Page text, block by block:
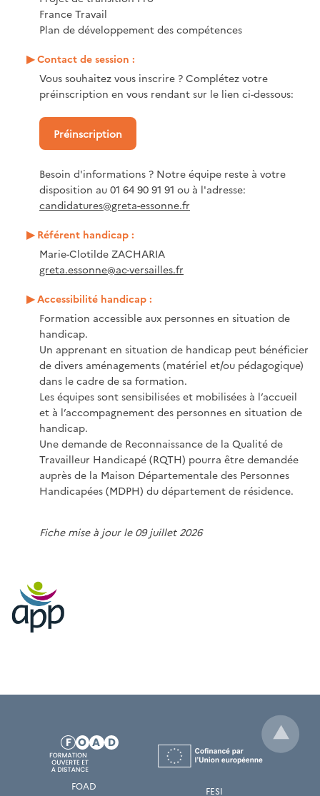
France Travail
Plan de développement des compétences
Contact de session :
Vous souhaitez vous inscrire ? Complétez votre
préinscription en vous rendant sur le lien ci-dessous:
Préinscription
Besoin d'informations ? Notre équipe reste à votre
disposition au 01 64 90 91 91 ou à l'adresse:
candidatures@greta-essonne.fr
Référent handicap :
Marie-Clotilde ZACHARIA
greta.essonne@ac-versailles.fr
Accessibilité handicap :
Formation accessible aux personnes en situation de
handicap.
Un apprenant en situation de handicap peut bénéficier
de divers aménagements (matériel et/ou pédagogique)
dans le cadre de sa formation.
Les équipes sont sensibilisées et mobilisées à l’accueil
et à l’accompagnement des personnes en situation de
handicap.
Une demande de Reconnaissance de la Qualité de
Travailleur Handicapé (RQTH) pourra être demandée
auprès de la Maison Départementale des Personnes
Handicapées (MDPH) du département de résidence.
Fiche mise à jour le 09 juillet 2026
FOAD FESI